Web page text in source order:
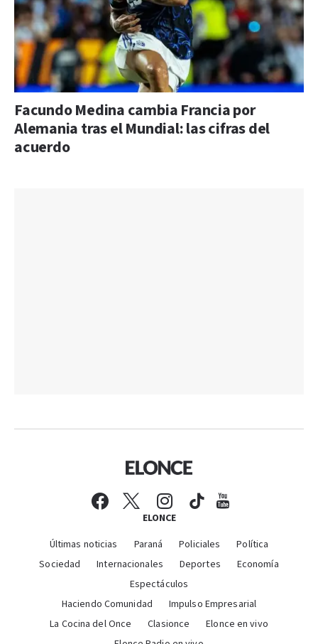
Facundo Medina cambia Francia por
Alemania tras el Mundial: las cifras del
acuerdo
ELONCE
Últimas noticias Paraná Policiales
Política
Sociedad
Internacionales Deportes
Economía
Espectáculos
Haciendo Comunidad
Impulso Empresarial
La Cocina del Once
Clasionce
Elonce en vivo